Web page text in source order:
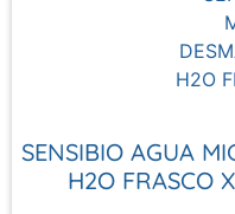
SENSIBIO AGUA
H2O FRASCO